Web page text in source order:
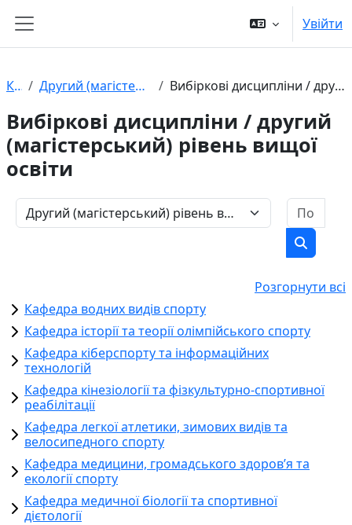
Бокова панель
Увійти
Курси Другий (магістерський) рівень вищої освіти Вибіркові дисципліни / другий (магістерський) рівень вищої освіти
Вибіркові дисципліни / другий
(магістерський) рівень вищої
освіти
Категорії курсів
Пошук
Розгорнути всі
Кафедра водних видів спорту
Кафедра історії та теорії олімпійського спорту
Кафедра кіберспорту та інформаційних
технологій
Кафедра кінезіології та фізкультурно-спортивної
реабілітації
Кафедра легкої атлетики, зимових видів та
велосипедного спорту
Кафедра медицини, громадського здоров’я та
екології спорту
Кафедра медичної біології та спортивної
дієтології